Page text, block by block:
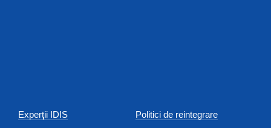
Experţii IDIS Politici de reintegrare